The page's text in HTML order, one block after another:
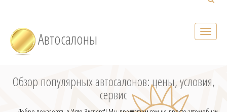
Автосалоны
Обзор популярных автосалонов: цены, условия,
сервис